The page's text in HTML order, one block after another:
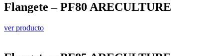
Flangete – PF80 ARECULTURE
ver producto